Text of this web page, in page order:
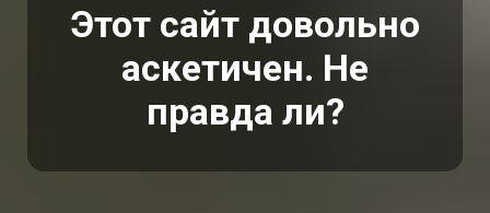
Этот сайт довольно
аскетичен. Не
правда ли?